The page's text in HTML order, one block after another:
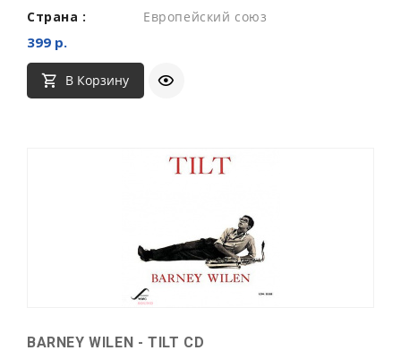
Страна :
Европейский союз
399 р.
В Корзину
BARNEY WILEN - TILT CD